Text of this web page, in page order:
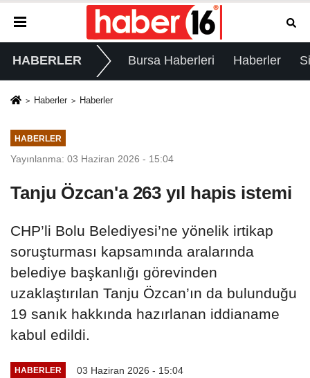
HABERLER Bursa Haberleri Haberler
Haberler Haberler
HABERLER
Yayınlanma: 03 Haziran 2026 - 15:04
Tanju Özcan'a 263 yıl hapis istemi
CHP’li Bolu Belediyesi’ne yönelik irtikap
soruşturması kapsamında aralarında
belediye başkanlığı görevinden
uzaklaştırılan Tanju Özcan’ın da bulunduğu
19 sanık hakkında hazırlanan iddianame
kabul edildi.
HABERLER 03 Haziran 2026 - 15:04